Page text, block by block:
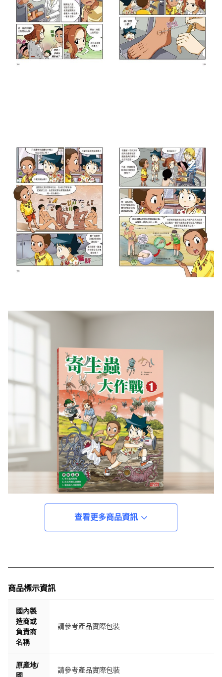
查看更多商品資訊
商品標示資訊
國內製
造商或
負責商
名稱
請參考產品實際包裝
原產地/
請參考產品實際包裝